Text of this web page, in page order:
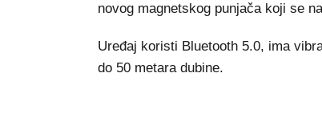
novog magnetskog punjača koji se
Uređaj koristi Bluetooth 5.0, ima
do 50 metara dubine.